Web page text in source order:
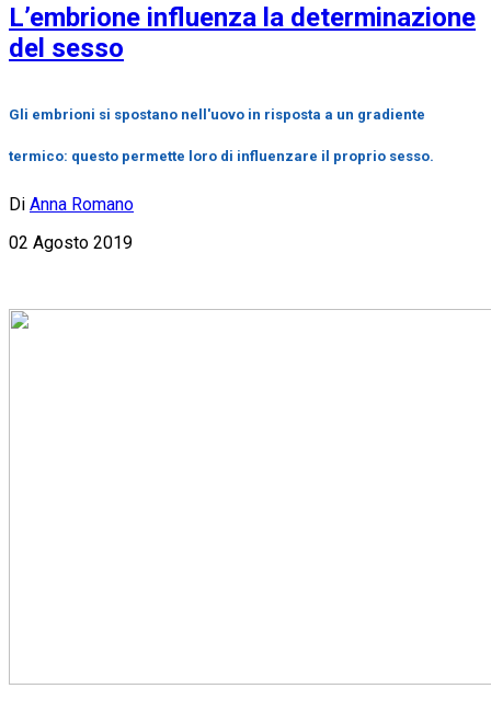
L’embrione influenza la determinazione
del sesso
Gli embrioni si spostano nell'uovo in risposta a un gradiente
termico: questo permette loro di influenzare il proprio sesso.
Di Anna Romano
02 Agosto 2019